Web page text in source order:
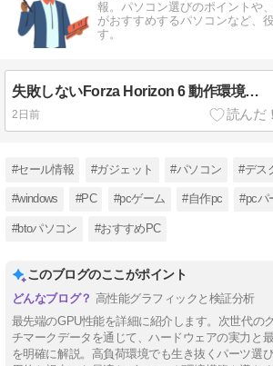
報。パソコン選びのポイントや
がおすすめするパソコンなど、
す。
失敗しないForza Horizon 6 動作環境の見極め方
2日前
#セール情報 #ガジェット #パソコン #デス
#windows #PC #pcゲーム #自作pc #pcパ
#btoパソコン #おすすめPC
このブログのここがポイント
高性能グラフィックと検証分析
最先端のGPU性能を詳細に紹介します。次世代の
チマークデータを通じて、ハードウェアの実力と
を明確に解説。高負荷環境でも生き抜くパーツ選